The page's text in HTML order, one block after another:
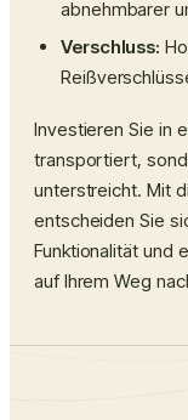
abnehmbarer
Verschluss:
Investieren Sie in
transportiert,
unterstreicht. Mit
entscheiden Sie
Funktionalität und
auf Ihrem Weg